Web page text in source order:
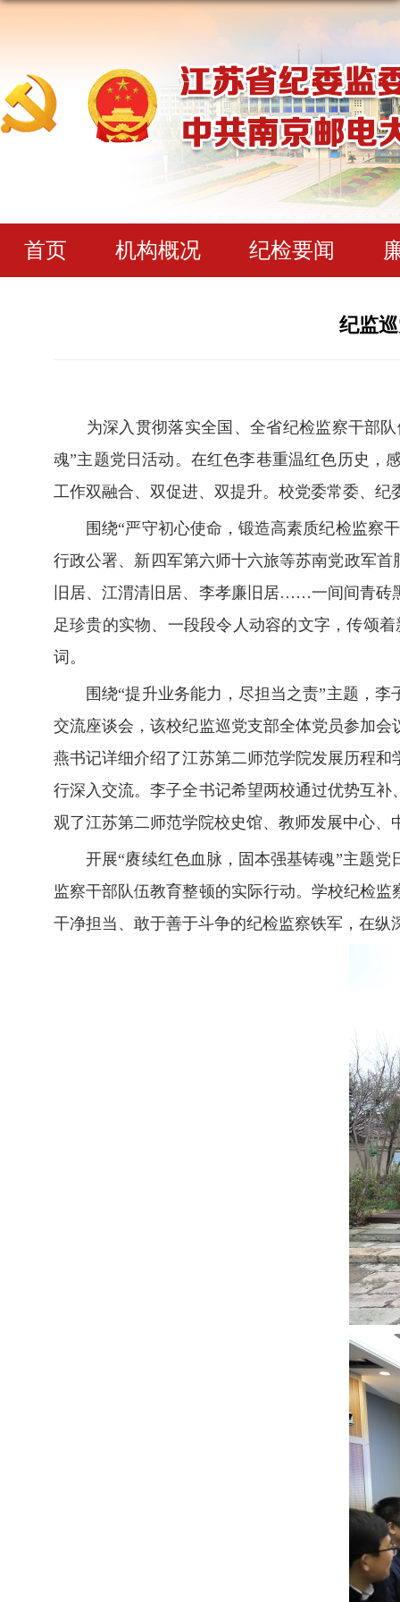
首页 机构概况 纪检要闻
纪监
为深入贯彻落实全国、全省纪检监察干部队
魂”主题党日活动。在红色李巷重温红色历史，
工作双融合、双促进、双提升。校党委常委、
围绕“严守初心使命，锻造高素质纪检监察干
行政公署、新四军第六师十六旅等苏南党政军
旧居、江渭清旧居、李孝廉旧居……一间间青砖
足珍贵的实物、一段段令人动容的文字，传颂
词。
围绕“提升业务能力，尽担当之责”主题，李
交流座谈会，该校纪监巡党支部全体党员参加
燕书记详细介绍了江苏第二师范学院发展历程
行深入交流。李子全书记希望两校通过优势互
观了江苏第二师范学院校史馆、教师发展中心、
开展“赓续红色血脉，固本强基铸魂”主题党
监察干部队伍教育整顿的实际行动。学校纪检
干净担当、敢于善于斗争的纪检监察铁军，在